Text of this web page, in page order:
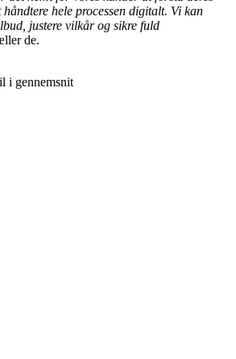
hele processen digitalt. Vi kan
justere vilkårog sikre fuld
de.
i gennemsnit